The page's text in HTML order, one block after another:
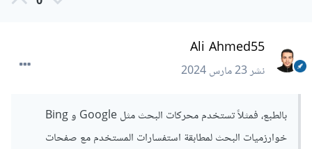
Ali Ahmed55
نشر23 مارس 2024
بالطبع، فمثلاً تستخدم محركات البحث مثل Google و Bing
خوارزميات البحث لمطابقة استفسارات المستخدم مع صفحات